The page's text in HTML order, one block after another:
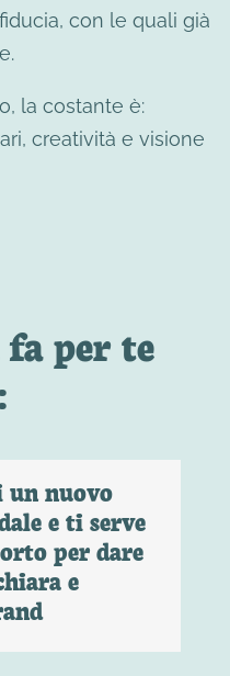
con le quali già
la costante è:
creatività e visione
per te
un nuovo
e ti serve
per dare
e